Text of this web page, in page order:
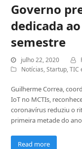
Governo
dedicada
semestre
julho 22, 2020
Notícias,Startup,TIC
Guilherme Correa,
IoT no MCTIs,
coronavírus reduziu o
primeira metade do
Read more